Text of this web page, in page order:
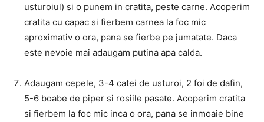
usturoiul) si o punem in cratita, peste carne. Acoperim
cratita cu capac si fierbem carnea la foc mic
aproximativ o ora, pana se fierbe pe jumatate. Daca
este nevoie mai adaugam putina apa calda.
Adaugam cepele, 3-4 catei de usturoi, 2 foi de dafin,
5-6 boabe de piper si rosiile pasate. Acoperim cratita
si fierbem la foc mic inca o ora, pana se inmoaie bine